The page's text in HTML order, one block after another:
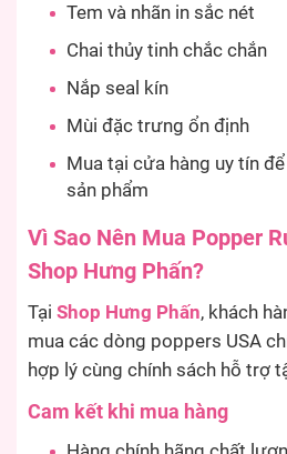
Tem và nhãn in sắc nét
Chai thủy tinh chắc chắn
Nắp seal kín
Mùi đặc trưng ổn định
Mua tại cửa hàng uy tín
sản phẩm
Vì Sao Nên Mua Popper
Shop Hưng Phấn?
Tại Shop Hưng Phấn, khách
mua các dòng poppers USA
hợp lý cùng chính sách hỗ trợ
Cam kết khi mua hàng